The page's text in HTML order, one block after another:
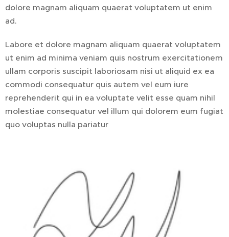
dolore magnam aliquam quaerat voluptatem ut enim
ad.
Labore et dolore magnam aliquam quaerat voluptatem
ut enim ad minima veniam quis nostrum exercitationem
ullam corporis suscipit laboriosam nisi ut aliquid ex ea
commodi consequatur quis autem vel eum iure
reprehenderit qui in ea voluptate velit esse quam nihil
molestiae consequatur vel illum qui dolorem eum fugiat
quo voluptas nulla pariatur